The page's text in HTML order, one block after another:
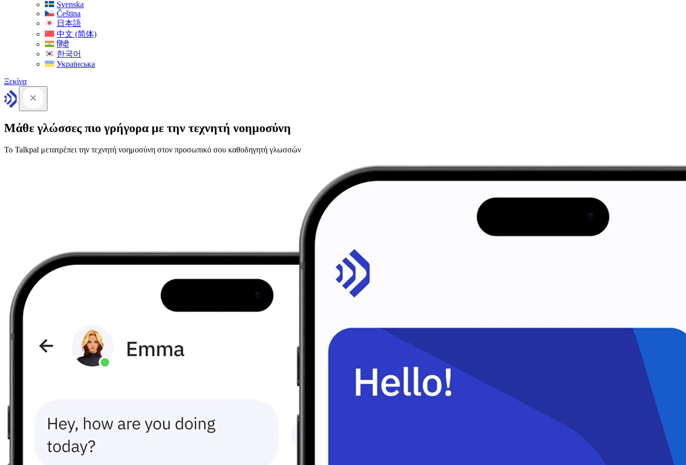
Svenska
Čeština
日本語
中文 (简体)
हिंदी
한국어
Українська
Ξεκίνα
Μάθε γλώσσες πιο γρήγορα με την τεχνητή νοημοσύνη
Το Talkpal μετατρέπει την τεχνητή νοημοσύνη στον προσωπικό σου καθοδηγητή γλωσσών